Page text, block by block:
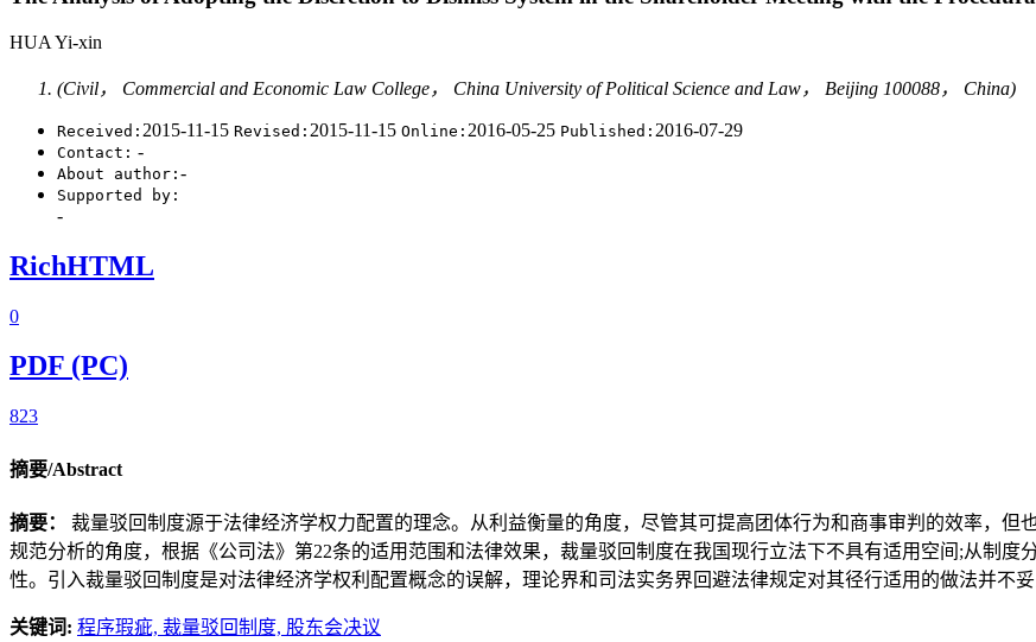
HUA Yi-xin
(Civil， Commercial and Economic Law College， China University of Political Science and Law， Beijing 100088， China)
Received: 2015-11-15 Revised: 2015-11-15 Online: 2016-05-25 Published: 2016-07-29
Contact: -
About author: -
Supported by:
-
RichHTML
0
PDF (PC)
823
摘要/Abstract
摘要： 裁量驳回制度源于法律经济学权力配置的理念。从利益衡量的角度，尽管其可提高团体行为和商事审判的效率，但
规范分析的角度，根据《公司法》第22条的适用范围和法律效果，裁量驳回制度在我国现行立法下不具有适用空间;从制
性。引入裁量驳回制度是对法律经济学权利配置概念的误解，理论界和司法实务界回避法律规定对其径行适用的做法并不妥
关键词: 程序瑕疵, 裁量驳回制度, 股东会决议